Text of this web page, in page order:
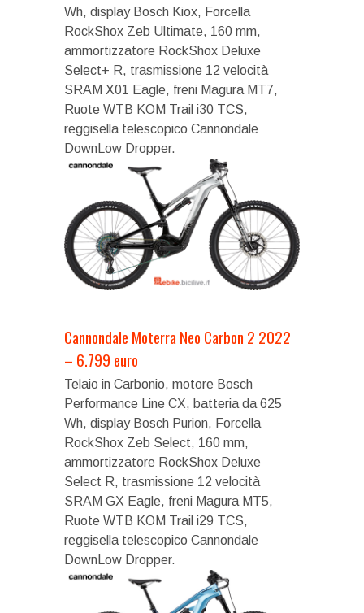
Wh, display Bosch Kiox, Forcella
RockShox Zeb Ultimate, 160 mm,
ammortizzatore RockShox Deluxe
Select+ R, trasmissione 12 velocità
SRAM X01 Eagle, freni Magura MT7,
Ruote WTB KOM Trail i30 TCS,
reggisella telescopico Cannondale
DownLow Dropper.
Cannondale Moterra Neo Carbon 2 2022
– 6.799 euro
Telaio in Carbonio, motore Bosch
Performance Line CX, batteria da 625
Wh, display Bosch Purion, Forcella
RockShox Zeb Select, 160 mm,
ammortizzatore RockShox Deluxe
Select R, trasmissione 12 velocità
SRAM GX Eagle, freni Magura MT5,
Ruote WTB KOM Trail i29 TCS,
reggisella telescopico Cannondale
DownLow Dropper.